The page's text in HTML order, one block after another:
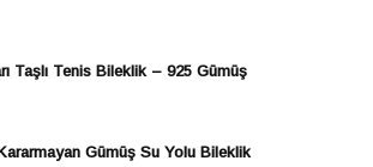
Taşlı Tenis Bileklik – 925 Gümüş
Gümüş Su Yolu Bileklik